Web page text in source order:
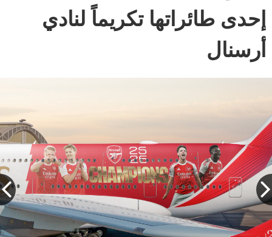
إحدى طائراتها تكريماً لنادي
أرسنال